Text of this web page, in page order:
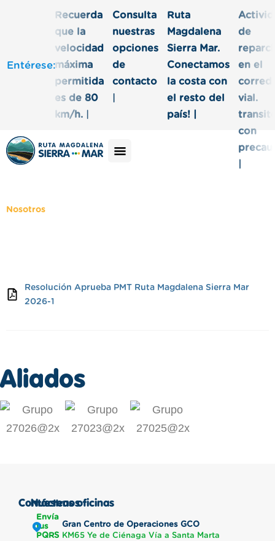
Recuerda
que la
velocidad
máxima
permitida
es de 80
km/h. |
Consulta
nuestras
opciones
de
contacto
|
Ruta
Magdalena
Sierra Mar.
Conectamos
la costa con
el resto del
país! |
de
en el
vial.
con
Nosotros
Resolución Aprueba PMT Ruta Magdalena Sierra Mar
2026-1
Aliados
Contáctenos
Envía
tus
PQRS
Nuestras oficinas
Gran Centro de Operaciones GCO
KM65 Ye de Ciénaga Vía a Santa Marta